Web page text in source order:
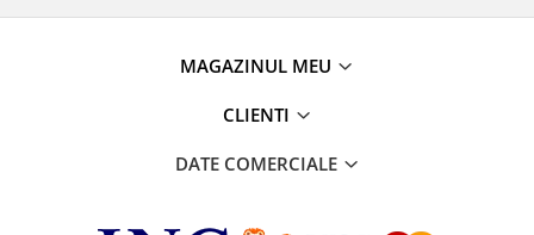
MAGAZINUL MEU
CLIENTI
DATE COMERCIALE